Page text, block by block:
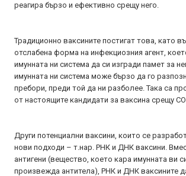
реагира бързо и ефективно срещу него.
Традиционно ваксините постигат това, като
отслабена форма на инфекциозния агент,
имунната ни система да си изгради памет за
имунната ни система може бързо да го
пребори, преди той да ни разболее. Така са
от настоящите кандидати за ваксина срещу
Други потенциални ваксини, които се
нови подходи – т.нар. РНК и ДНК ваксини.
антигени (вещество, което кара имунната ви
произвежда антитела), РНК и ДНК ваксините